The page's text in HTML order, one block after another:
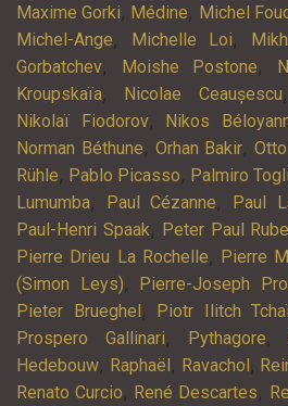
Maxime Gorki, Médine, Michel
Michel-Ange, Michelle Loi,
Gorbatchev, Moishe Postone,
Kroupskaïa, Nicolae Ceaușescu
Nikolaï Fiodorov, Nikos
Norman Béthune, Orhan Bakir,
Rühle, Pablo Picasso, Palmiro
Lumumba, Paul Cézanne, Paul
Paul-Henri Spaak, Peter Paul
Pierre Drieu La Rochelle, Pierre
(Simon Leys), Pierre-Joseph
Pieter Brueghel , Piotr Ilitch
Prospero Gallinari, Pythagore,
Hedebouw, Raphaël , Ravachol ,
Renato Curcio, René Descartes,